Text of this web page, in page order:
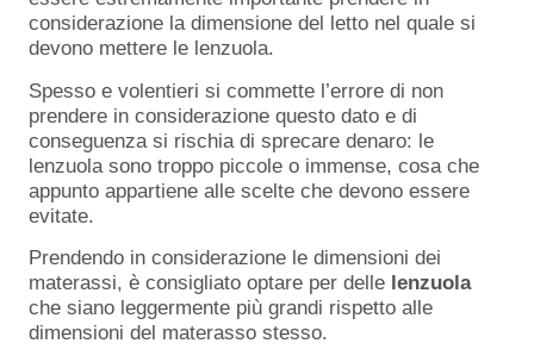
considerazione la dimensione del letto nel quale si
devono mettere le lenzuola.
Spesso e volentieri si commette l’errore di non
prendere in considerazione questo dato e di
conseguenza si rischia di sprecare denaro: le
lenzuola sono troppo piccole o immense, cosa che
appunto appartiene alle scelte che devono essere
evitate.
Prendendo in considerazione le dimensioni dei
materassi, è consigliato optare per delle lenzuola
che siano leggermente più grandi rispetto alle
dimensioni del materasso stesso.